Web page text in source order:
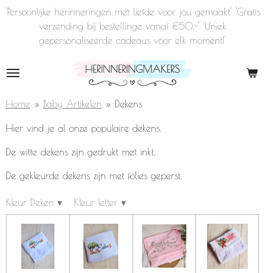
Ga
hoofdinhoud
'Persoonlijke herinneringen met liefde voor jou gemaakt' 'Gratis
verzending bij bestellinge vanaf €50,-' 'Uniek
gepersonaliseerde cadeaus voor elk moment!'
Home » Baby Artikelen » Dekens
Hier vind je al onze populaire dekens.
De witte dekens zijn gedrukt met inkt.
De gekleurde dekens zijn met folies geperst.
Kleur Deken ▾ Kleur letter ▾